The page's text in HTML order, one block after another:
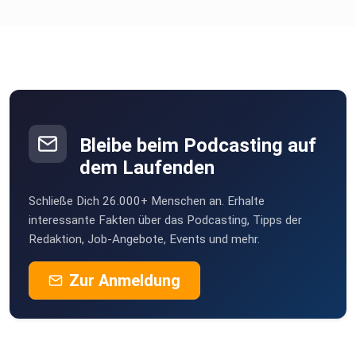
Der Begriff "Kunst" umfasst laut irischer Regierung „jede
kreative oder interpretative Ausdrucksform (ob traditionell
zeitgenössisch) in jeglicher Form, insbesondere bildende
Kunst,
Bleibe beim Podcasting auf
dem Laufenden
Schließe Dich 26.000+ Menschen an. Erhalte
interessante Fakten über das Podcasting, Tipps der
Redaktion, Job-Angebote, Events und mehr.
Zur Anmeldung